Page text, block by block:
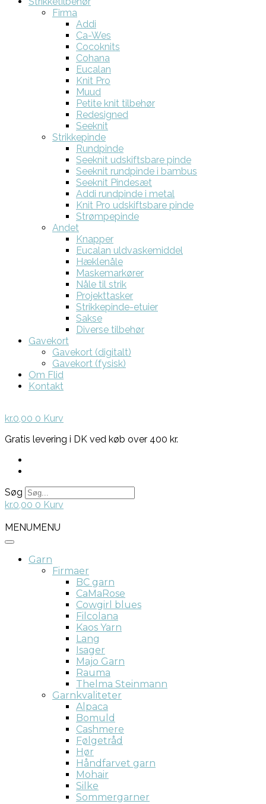
Firma
Addi
Ca-Wes
Cocoknits
Cohana
Eucalan
Knit Pro
Muud
Petite knit tilbehør
Redesigned
Seeknit
Strikkepinde
Rundpinde
Seeknit udskiftsbare pinde
Seeknit rundpinde i bambus
Seeknit Pindesæt
Addi rundpinde i metal
Knit Pro udskiftsbare pinde
Strømpepinde
Andet
Knapper
Eucalan uldvaskemiddel
Hæklenåle
Maskemarkører
Nåle til strik
Projekttasker
Strikkepinde-etuier
Sakse
Diverse tilbehør
Gavekort
Gavekort (digitalt)
Gavekort (fysisk)
Om Flid
Kontakt
kr.0,00 0 Kurv
Gratis levering i DK ved køb over 400 kr.
Søg
kr.0,00 0 Kurv
MENUMENU
Garn
Firmaer
BC garn
CaMaRose
Cowgirl blues
Filcolana
Kaos Yarn
Lang
Isager
Majo Garn
Rauma
Thelma Steinmann
Garnkvaliteter
Alpaca
Bomuld
Cashmere
Følgetråd
Hør
Håndfarvet garn
Mohair
Silke
Sommergarner